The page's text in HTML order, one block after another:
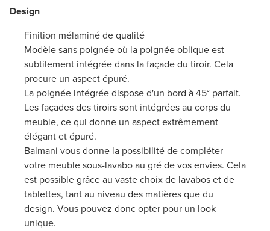
Design
Finition mélaminé de qualité
Modèle sans poignée où la poignée oblique est
subtilement intégrée dans la façade du tiroir. Cela
procure un aspect épuré.
La poignée intégrée dispose d'un bord à 45° parfait.
Les façades des tiroirs sont intégrées au corps du
meuble, ce qui donne un aspect extrêmement
élégant et épuré.
Balmani vous donne la possibilité de compléter
votre meuble sous-lavabo au gré de vos envies. Cela
est possible grâce au vaste choix de lavabos et de
tablettes, tant au niveau des matières que du
design. Vous pouvez donc opter pour un look
unique.